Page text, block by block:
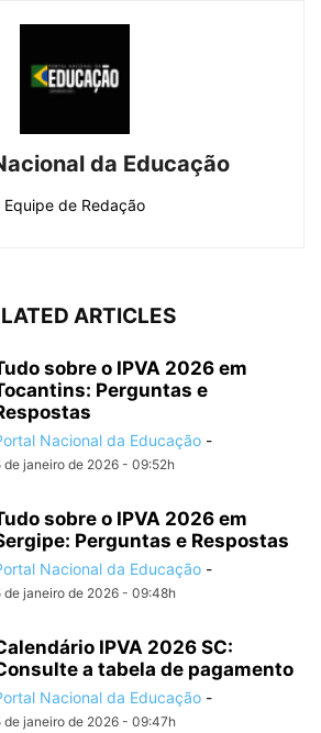
da Educação
Equipe de Redação
ARTICLES
sobre o IPVA 2026 em
Perguntas e
Nacional da Educação -
de janeiro de 2026 - 09:52h
sobre o IPVA 2026 em
Perguntas e Respostas
Nacional da Educação -
de janeiro de 2026 - 09:48h
IPVA 2026 SC:
a tabela de pagamento
Nacional da Educação -
de janeiro de 2026 - 09:47h